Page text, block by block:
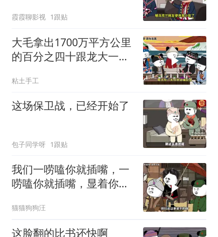
霞霞聊影视 1跟贴
大毛拿出1700万平方公里
的百分之四十跟龙大一起
粘土手工
这场保卫战，已经开始了
包子同学呀 1跟贴
我们一唠嗑你就插嘴，一
唠嗑你就插嘴，显着你
猫猫狗狗汪
这脸翻的比书还快啊